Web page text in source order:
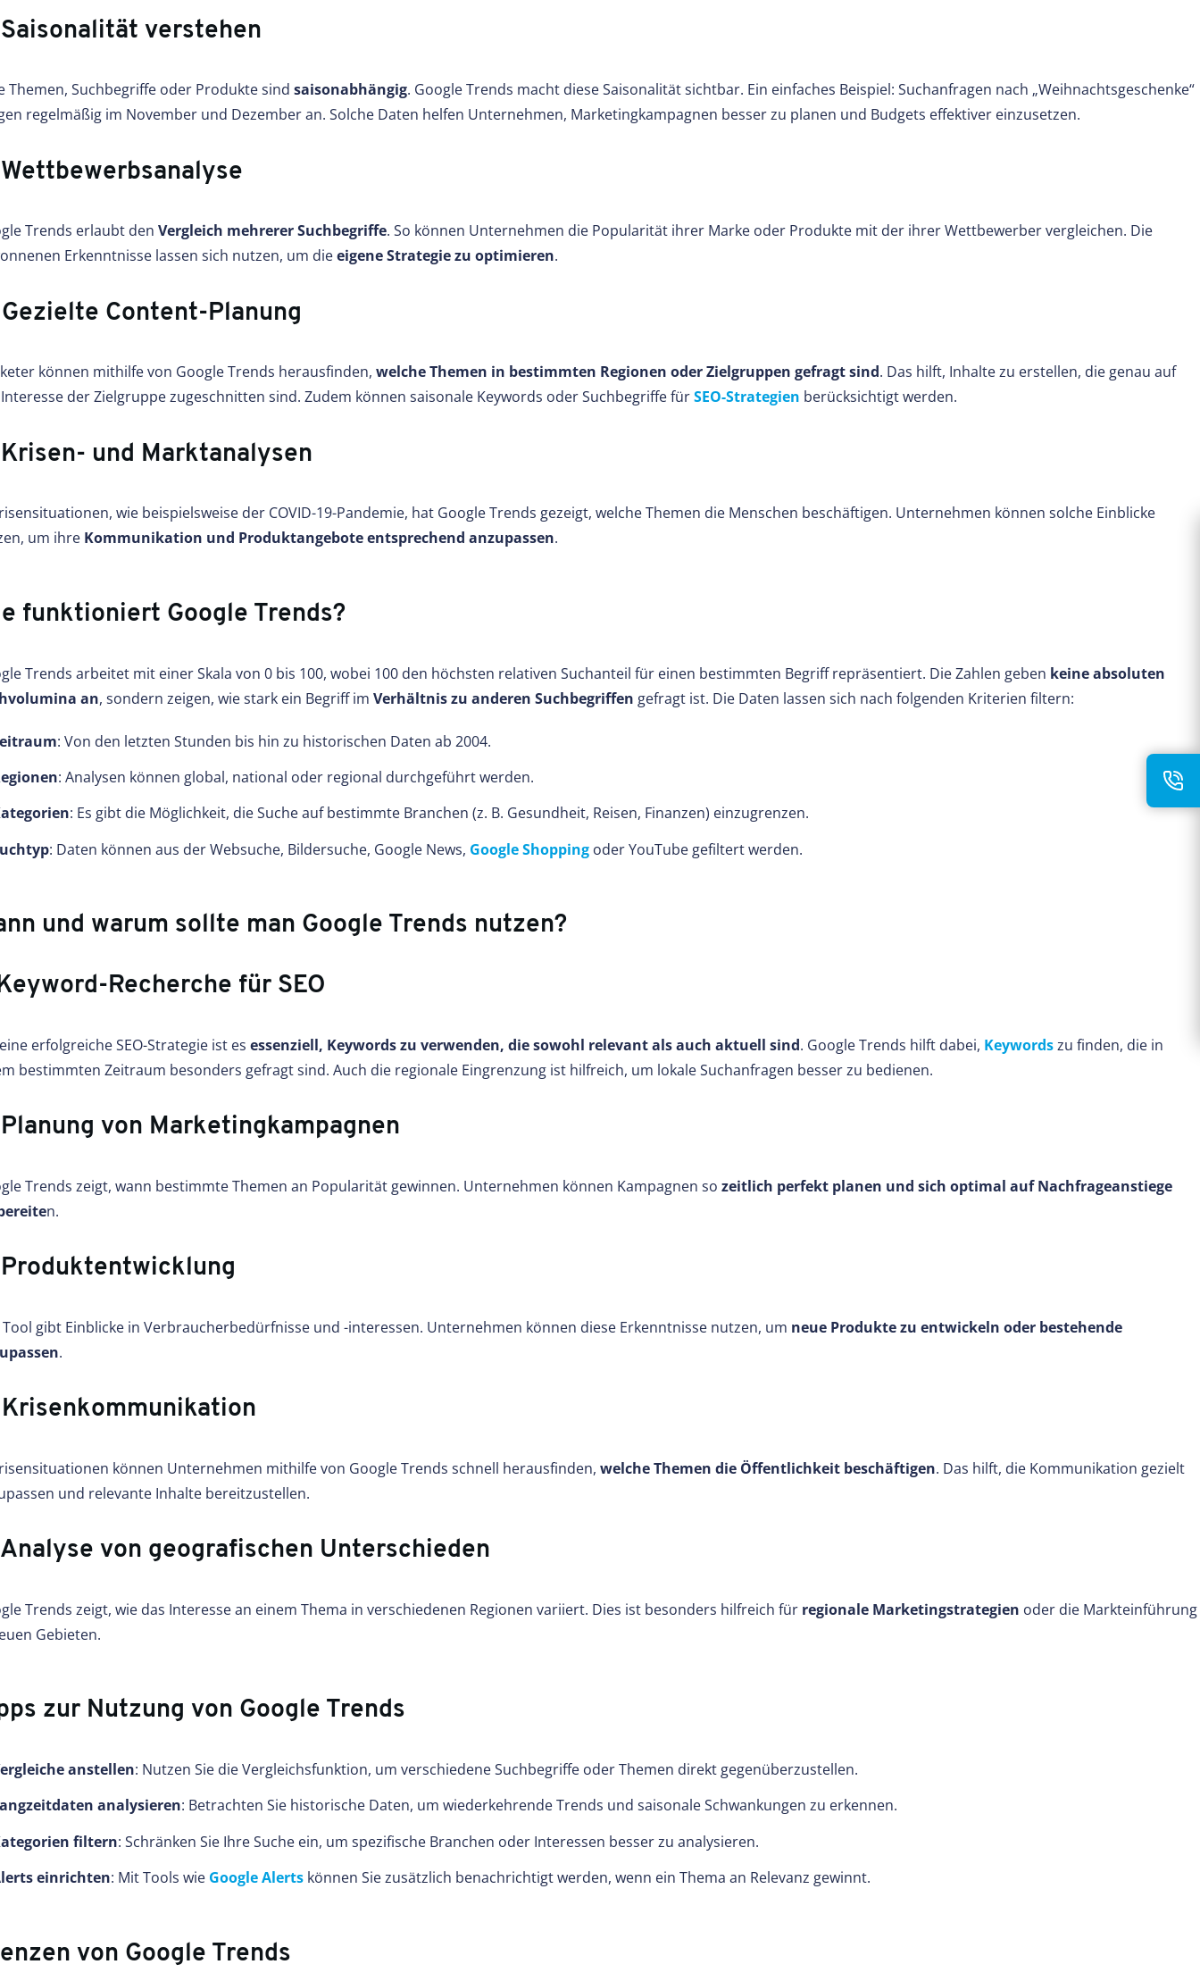
verstehen
Themen, Suchbegriffe oder Produkte sind saisonabhängig. Google Trends macht diese Saisonalität sichtbar. Ein einfaches Beispiel: Suchanfragen nach „Weihnachtsgeschenke“
regelmäßig im November und Dezember an. Solche Daten helfen Unternehmen, Marketingkampagnen besser zu planen und Budgets effektiver einzusetzen.
Trends erlaubt den Vergleich mehrerer Suchbegriffe. So können Unternehmen die Popularität ihrer Marke oder Produkte mit der ihrer Wettbewerber vergleichen. Die
Erkenntnisse lassen sich nutzen, um dieeigene Strategie zu optimieren.
Content-Planung
können mithilfe von Google Trends herausfinden, welche Themen in bestimmten Regionen oder Zielgruppen gefragt sind. Das hilft, Inhalte zu erstellen, die genau auf
der Zielgruppe zugeschnitten sind. Zudem können saisonale Keywords oder Suchbegriffe fürSEO-Strategien berücksichtigt werden.
und Marktanalysen
wie beispielsweise der COVID-19-Pandemie, hat Google Trends gezeigt, welche Themen die Menschen beschäftigen. Unternehmen können solche Einblicke
um ihre Kommunikation und Produktangebote entsprechend anzupassen.
funktioniert Google Trends?
Trends arbeitet mit einer Skala von 0 bis 100, wobei 100 den höchsten relativen Suchanteil für einen bestimmten Begriff repräsentiert. Die Zahlen geben keine absoluten
an, sondern zeigen, wie stark ein Begriff im Verhältnis zu anderen Suchbegriffen gefragt ist. Die Daten lassen sich nach folgenden Kriterien filtern:
: Von den letzten Stunden bis hin zu historischen Daten ab 2004.
: Analysen können global, national oder regional durchgeführt werden.
: Es gibt die Möglichkeit, die Suche auf bestimmte Branchen (z. B. Gesundheit, Reisen, Finanzen) einzugrenzen.
: Daten können aus der Websuche, Bildersuche, Google News, Google Shopping oder YouTube gefiltert werden.
und warum sollte man Google Trends nutzen?
Recherche für SEO
erfolgreiche SEO-Strategie ist es essenziell, Keywords zu verwenden, die sowohl relevant als auch aktuell sind. Google Trends hilft dabei, Keywordszu finden, die in
bestimmten Zeitraum besonders gefragt sind. Auch die regionale Eingrenzung ist hilfreich, um lokale Suchanfragen besser zu bedienen.
von Marketingkampagnen
Trends zeigt, wann bestimmte Themen an Popularität gewinnen. Unternehmen können Kampagnen so zeitlich perfekt planen und sich optimal auf Nachfrageanstiege
n.
Tool gibt Einblicke in Verbraucherbedürfnisse und -interessen. Unternehmen können diese Erkenntnisse nutzen, um neue Produkte zu entwickeln oder bestehende
.
können Unternehmen mithilfe von Google Trends schnell herausfinden, welche Themen die Öffentlichkeit beschäftigen. Das hilft, die Kommunikation gezielt
und relevante Inhalte bereitzustellen.
von geografischen Unterschieden
Trends zeigt, wie das Interesse an einem Thema in verschiedenen Regionen variiert. Dies ist besonders hilfreich für regionale Marketingstrategien oder die Markteinführung
Gebieten.
zur Nutzung von Google Trends
anstellen: Nutzen Sie die Vergleichsfunktion, um verschiedene Suchbegriffe oder Themen direkt gegenüberzustellen.
analysieren: Betrachten Sie historische Daten, um wiederkehrende Trends und saisonale Schwankungen zu erkennen.
filtern: Schränken Sie Ihre Suche ein, um spezifische Branchen oder Interessen besser zu analysieren.
einrichten: Mit Tools wie Google Alerts können Sie zusätzlich benachrichtigt werden, wenn ein Thema an Relevanz gewinnt.
von Google Trends